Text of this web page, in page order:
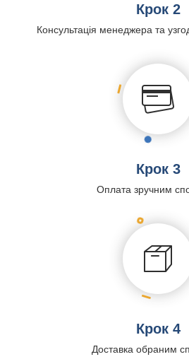
Крок 2
Консультація менеджера та
Крок 3
Оплата зручним
Крок 4
Доставка обраним